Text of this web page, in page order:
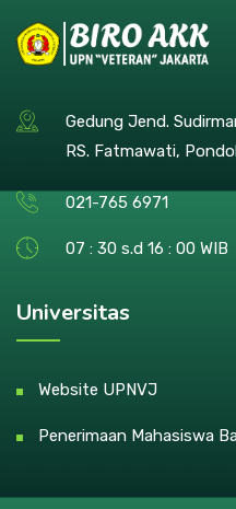
Gedung Jend.
RS. Fatmawati,
021-765 6971
07 : 30 s.d 16 : 00 WIB
Universitas
Website UPNVJ
Penerimaan Mahasiswa